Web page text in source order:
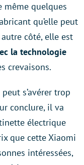
même quelques
qu’elle peut
côté, elle est
la technologie
crevaisons.
s’avérer trop
conclure, il va
électrique
que cette Xiaomi
intéressées,